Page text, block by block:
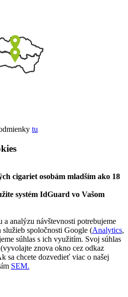
tu
cigariet osobám mladším ako 18
systém IdGuard vo Vašom
a analýzu návštevnosti potrebujeme
spoločnosti Google (Analytics,
súhlas s ich využitím. Svoj súhlas
znova okno cez odkaz
sa chcete dozvedieť viac o našej
SEM.